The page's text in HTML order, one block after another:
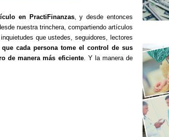
en PractiFinanzas, y desde entonces
nuestra trinchera, compartiendo artículos
que ustedes, seguidores, lectores
que cada persona tome el control de sus
de manera más eficiente. Y la manera de